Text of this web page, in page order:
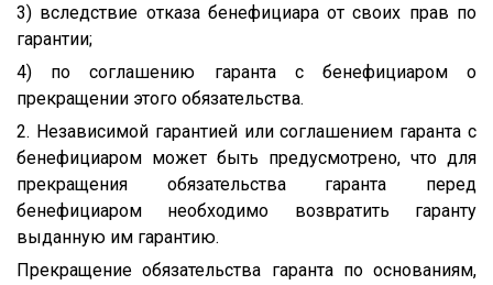
3) вследствие отказа бенефициара от своих прав по
гарантии;
4) по соглашению гаранта с бенефициаром о
прекращении этого обязательства.
2. Независимой гарантией или соглашением гаранта с
бенефициаром может быть предусмотрено, что для
прекращения обязательства гаранта перед
бенефициаром необходимо возвратить гаранту
выданную им гарантию.
Прекращение обязательства гаранта по основаниям,